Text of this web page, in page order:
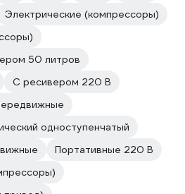
Электрические (компрессоры)
50 литров
С ресивером 220 В
одноступенчатый
Портативные 220 В